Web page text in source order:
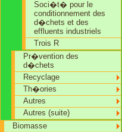
Soci�t� pour le
conditionnement des
d�chets et des
effluents industriels
Trois R
Pr�vention des
d�chets
Recyclage
Th�ories
Autres
Autres (suite)
Biomasse